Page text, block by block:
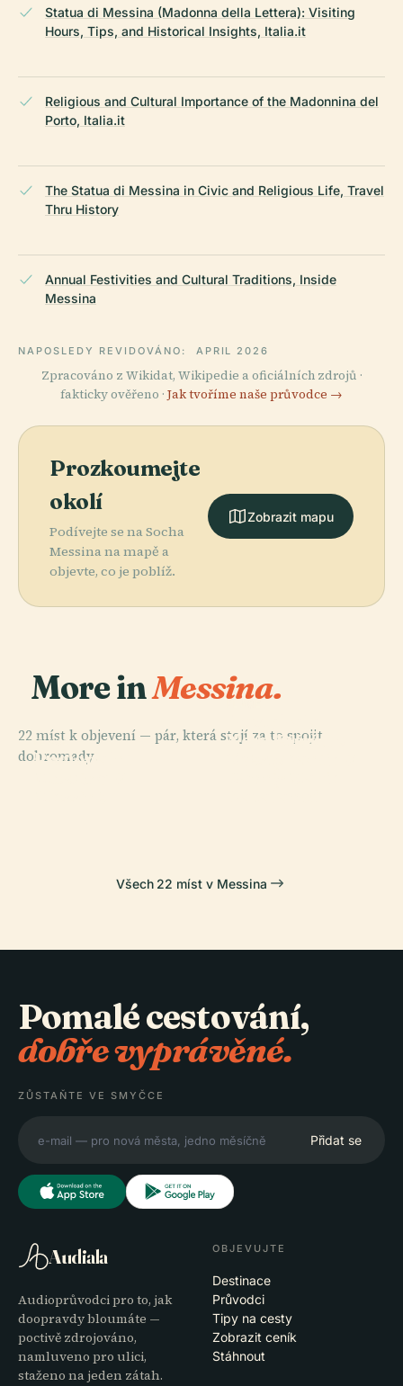
Statua di Messina (Madonna della Lettera): Visiting
Hours, Tips, and Historical Insights, Italia.it
Religious and Cultural Importance of the Madonnina del
Porto, Italia.it
The Statua di Messina in Civic and Religious Life, Travel
Thru History
Annual Festivities and Cultural Traditions, Inside
Messina
NAPOSLEDY REVIDOVÁNO: APRIL 2026
Zpracováno z Wikidat, Wikipedie a oficiálních zdrojů ·
fakticky ověřeno · Jak tvoříme naše průvodce →
Prozkoumejte
okolí
Podívejte se na Socha
Messina na mapě a
objevte, co je poblíž.
Zobrazit mapu
More inMessina.
22 míst k objevení — pár, která stojí za to spojit
dohromady.
PLACE
Nanebevzetí
PLACE
Regionální
Nejsvětějšího
Všech 22 míst v Messina
Pomalé cestování,
dobře vyprávěné.
ZŮSTAŇTE VE SMYČCE
Přidat se
Audiala
Audioprůvodci pro to, jak
doopravdy bloumáte —
poctivě zdrojováno,
namluveno pro ulici,
staženo na jeden zátah.
OBJEVUJTE
Destinace
Průvodci
Tipy na cesty
Zobrazit ceník
Stáhnout